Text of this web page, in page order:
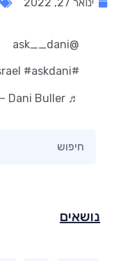
נושאים
@ask__dani
#israel
#askdani
♬ original sound – Dani Buller